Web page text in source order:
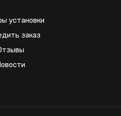
установки
заказ